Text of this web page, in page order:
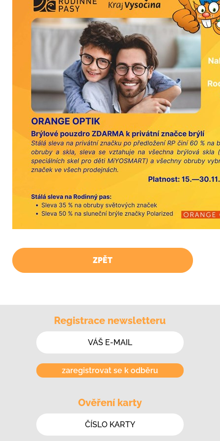
ZPĚT
Registrace newsletteru
zaregistrovat se k odběru
Ověření karty